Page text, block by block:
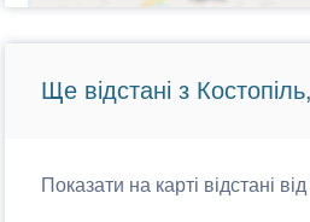
Ще відстані з
Показати на карті відстані